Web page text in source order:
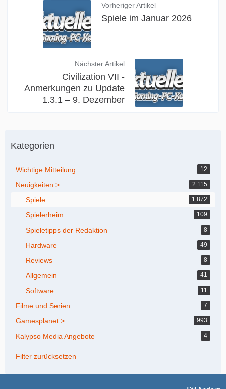
Vorheriger Artikel
Spiele im Januar 2026
Nächster Artikel
Civilization VII -
Anmerkungen zu Update
1.3.1 – 9. Dezember
Kategorien
Wichtige Mitteilung 12
Neuigkeiten > 2.115
Spiele 1.872
Spielerheim 109
Spieletipps der Redaktion 8
Hardware 49
Reviews 8
Allgemein 41
Software 11
Filme und Serien 7
Gamesplanet > 993
Kalypso Media Angebote 4
Filter zurücksetzen